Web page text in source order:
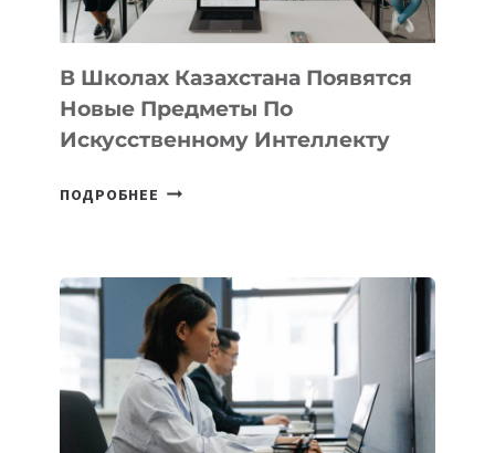
ПРОГРАММУ
ДЛЯ
ТЕХНОЛОГИЧЕСКИХ
В Школах Казахстана Появятся
Новые Предметы По
Искусственному Интеллекту
ПОДРОБНЕЕ В
НОВЫЕ
ПРЕДМЕТЫ
ПО
ИСКУССТВЕННОМУ
ИНТЕЛЛЕКТУ